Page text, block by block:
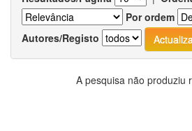
Por ordem
Autores/Registo
A pesquisa não produziu